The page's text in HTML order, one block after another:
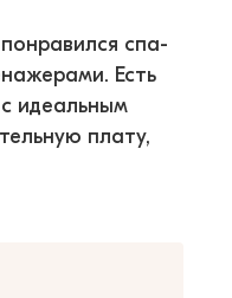
спа-
Есть
идеальным
плату,